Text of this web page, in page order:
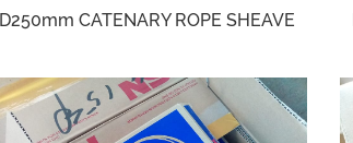
D250mm CATENARY ROPE SHEAVE